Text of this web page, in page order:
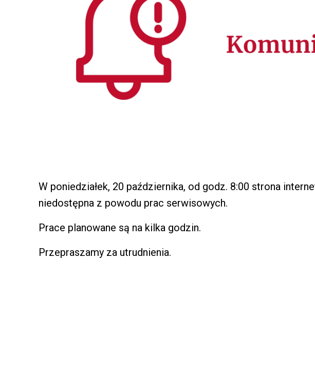
W poniedziałek, 20 października, od godz. 8:00 strona
niedostępna z powodu prac serwisowych.
Prace planowane są na kilka godzin.
Przepraszamy za utrudnienia.